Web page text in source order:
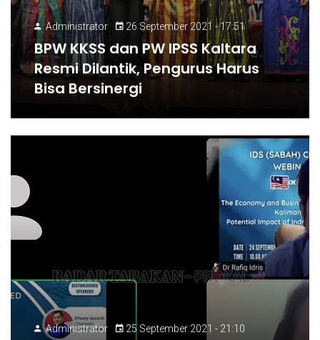
Administrator 26 September 2021 - 17:51
BPW KKSS dan PW IPSS Kaltara
Resmi Dilantik, Pengurus Harus
Bisa Bersinergi
Administrator 25 September 2021 - 21:10